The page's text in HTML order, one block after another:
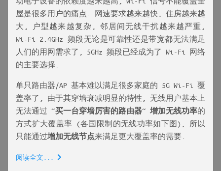
屋是很多用户的痛点. 网速要求越来越快, 住房越来越
大, 户型越来越复杂, 邻居间无线干扰越来越严重,
Wi-Fi 2.4GHz 频段无论是可靠性还是带宽都无法满足
人们的用网需求了, 5GHz 频段已经成为了 Wi-Fi 网络
的主要选择.
单只路由器/AP 基本难以满足很多家庭的 5G Wi-Fi 覆
盖率了, 由于其穿墙衰减明显的特性, 无线用户基本上
无法通过 “买一台穿墙厉害的路由器“ 增加无线功率的
方式扩大覆盖率 (各国限制的无线功率如下图), 所以
只能通过增加无线节点来满足更大覆盖率的需要.
阅读全文...